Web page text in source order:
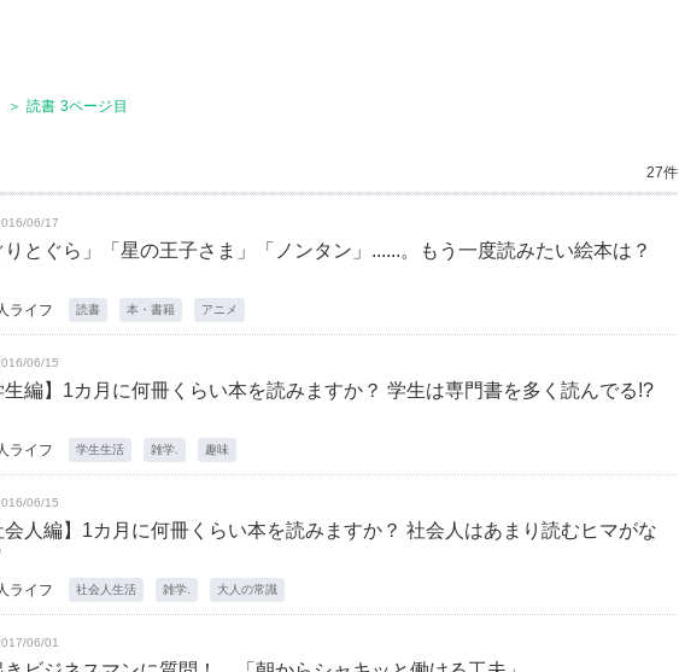
＞ 読書 3ページ目
27件
06/17
りとぐら」「星の王子さま」「ノンタン」......。もう一度読みたい絵本は？
ライフ 読書 本・書籍 アニメ
06/15
生編】1カ月に何冊くらい本を読みますか？ 学生は専門書を多く読んでる!?
ライフ 学生生活 雑学. 趣味
06/15
会人編】1カ月に何冊くらい本を読みますか？ 社会人はあまり読むヒマがな
ライフ 社会人生活 雑学. 大人の常識
06/01